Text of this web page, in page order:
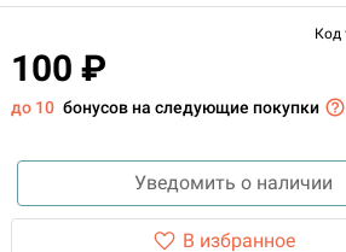
Код
100 ₽
до 10 бонусов на следующие покупки
Уведомить о наличии
В избранное